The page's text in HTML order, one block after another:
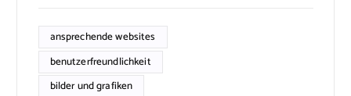
ansprechende websites
benutzerfreundlichkeit
bilder und grafiken